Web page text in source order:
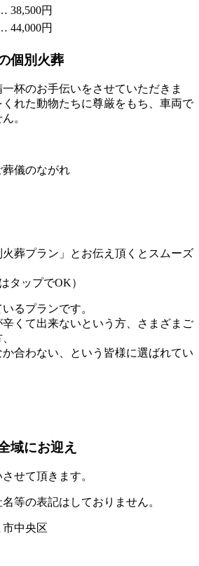
38,500円
44,000円
個別火葬
杯のお手伝いをさせていただきま
れた動物たちに尊厳をもち、車両で
。
儀のながれ
葬プラン」とお伝え頂くとスムーズ
タップでOK）
るプランです。
くて出来ないという方、さまざまご
合わない、という皆様に選ばれてい
域にお迎え
せて頂きます。
等の表記はしておりません。